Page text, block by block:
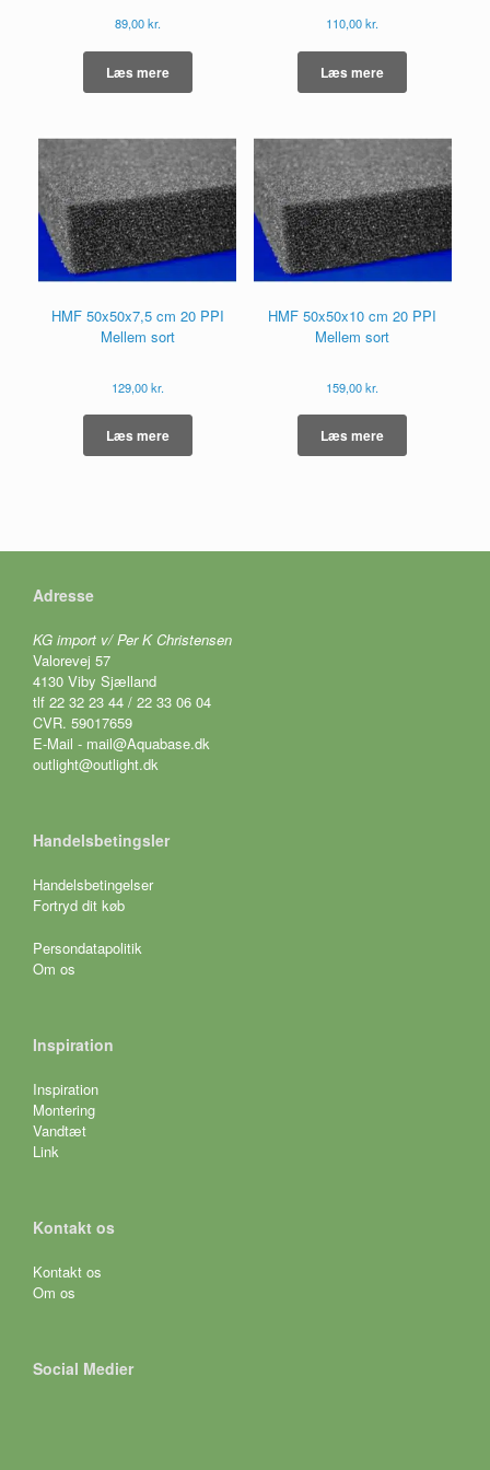
89,00kr.
Læs mere
110,00kr.
Læs mere
HMF 50x50x7,5 cm 20 PPI
Mellem sort
129,00kr.
Læs mere
HMF 50x50x10 cm 20 PPI
Mellem sort
159,00kr.
Læs mere
Adresse
KG import v/ Per K Christensen
Valorevej 57
4130 Viby Sjælland
tlf 22 32 23 44 / 22 33 06 04
CVR. 59017659
E-Mail - mail@Aquabase.dk
outlight@outlight.dk
Handelsbetingsler
Handelsbetingelser
Fortryd dit køb
Persondatapolitik
Om os
Inspiration
Inspiration
Montering
Vandtæt
Link
Kontakt os
Kontakt os
Om os
Social Medier